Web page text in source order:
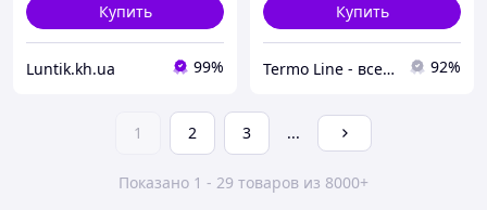
Купить
Luntik.kh.ua 99%
Купить
Termo Line - все для дома 92%
1 2 3 ...
Показано 1 - 29 товаров из 8000+